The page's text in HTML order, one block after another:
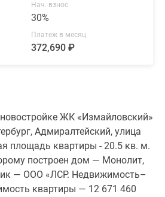
Нач. взнос
30%
Платеж в месяц
372,690 ₽
ЖК «Измайловский»
Адмиралтейский, улица
площадь квартиры - 20.5 кв. м.
построен дом — Монолит,
— ООО «ЛСР. Недвижимость–
квартиры — 12 671 460